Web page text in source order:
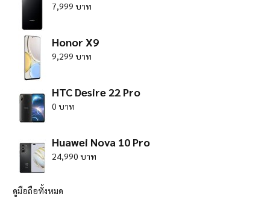
7,999 บาท
Honor X9
9,299 บาท
HTC Desire 22 Pro
0 บาท
Huawei Nova 10 Pro
24,990 บาท
ดูมือถือทั้งหมด